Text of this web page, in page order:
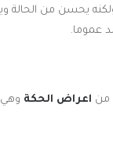
يحسن من الحالة
عموما.
من اعراض الحكة